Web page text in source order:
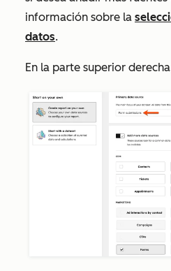
información sobre la
datos.
En la parte superior